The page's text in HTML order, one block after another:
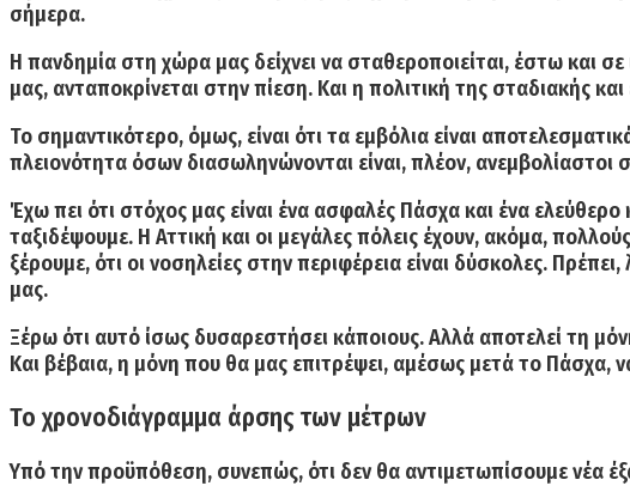
σήμερα.
Η πανδημία στη χώρα μας δείχνει να σταθεροποιείται, έστω και
μας, ανταποκρίνεται στην πίεση. Και η πολιτική της σταδιακής
Το σημαντικότερο, όμως, είναι ότι τα εμβόλια είναι
πλειονότητα όσων διασωληνώνονται είναι, πλέον, ανεμβολίαστοι
Έχω πει ότι στόχος μας είναι ένα ασφαλές Πάσχα και ένα
ταξιδέψουμε. Η Αττική και οι μεγάλες πόλεις έχουν, ακόμα,
ξέρουμε, ότι οι νοσηλείες στην περιφέρεια είναι δύσκολες.
μας.
Ξέρω ότι αυτό ίσως δυσαρεστήσει κάποιους. Αλλά αποτελεί τη
Και βέβαια, η μόνη που θα μας επιτρέψει, αμέσως μετά το
Το χρονοδιάγραμμα άρσης των μέτρων
Υπό την προϋπόθεση, συνεπώς, ότι δεν θα αντιμετωπίσουμε νέα